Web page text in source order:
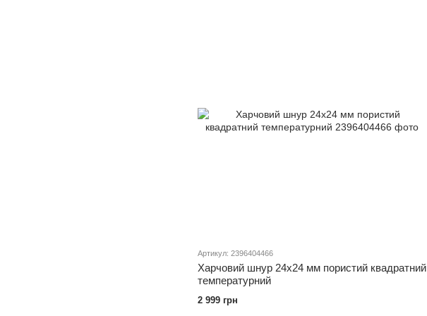
Артикул: 2396404466
Харчовий шнур 24х24 мм пористий квадратний
температурний
2 999 грн